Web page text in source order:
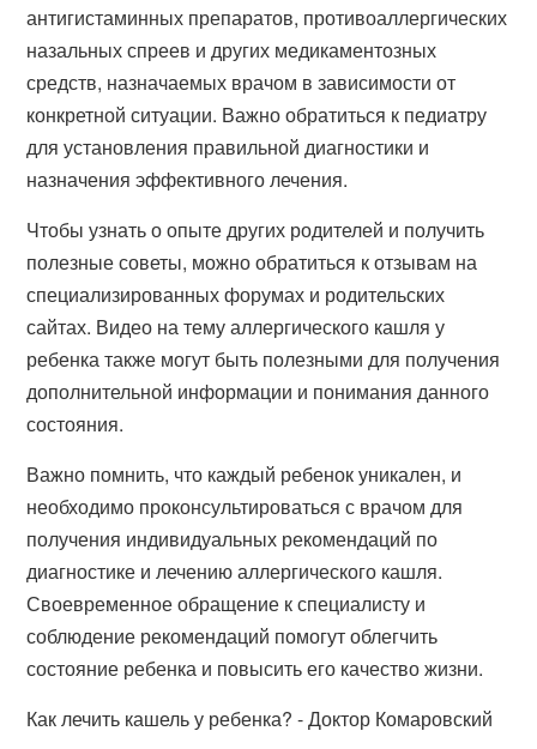
антигистаминных препаратов, противоаллергических
назальных спреев и других медикаментозных
средств, назначаемых врачом в зависимости от
конкретной ситуации. Важно обратиться к педиатру
для установления правильной диагностики и
назначения эффективного лечения.
Чтобы узнать о опыте других родителей и получить
полезные советы, можно обратиться к отзывам на
специализированных форумах и родительских
сайтах. Видео на тему аллергического кашля у
ребенка также могут быть полезными для получения
дополнительной информации и понимания данного
состояния.
Важно помнить, что каждый ребенок уникален, и
необходимо проконсультироваться с врачом для
получения индивидуальных рекомендаций по
диагностике и лечению аллергического кашля.
Своевременное обращение к специалисту и
соблюдение рекомендаций помогут облегчить
состояние ребенка и повысить его качество жизни.
Как лечить кашель у ребенка? - Доктор Комаровский